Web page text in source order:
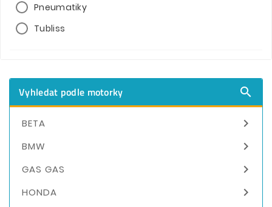
Pneumatiky
Tubliss
Vyhledat podle motorky 
BETA 
BMW 
GAS GAS 
HONDA 